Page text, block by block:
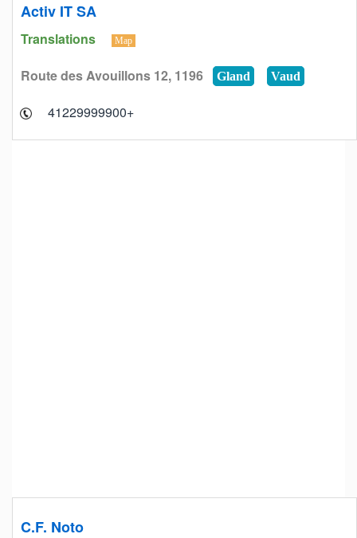
Activ IT SA
Translations Map
Route des Avouillons 12, 1196 Gland Vaud
+41229999900
C.F. Noto